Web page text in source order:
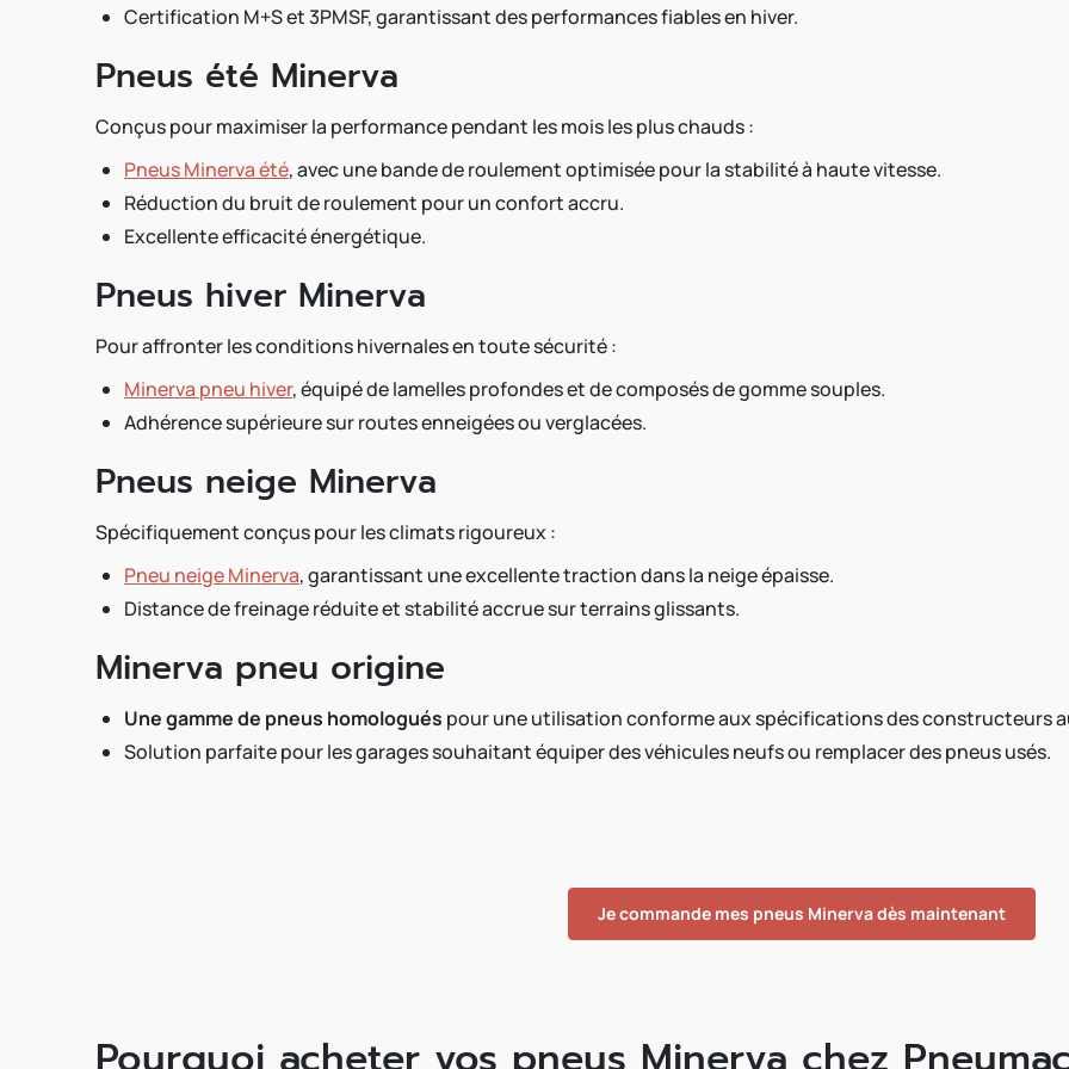
Certification M+S et 3PMSF, garantissant des performances fiables en hiver.
Pneus été Minerva
Conçus pour maximiser la performance pendant les mois les plus chauds :
Pneus Minerva été, avec une bande de roulement optimisée pour la stabilité à haute vitesse.
Réduction du bruit de roulement pour un confort accru.
Excellente efficacité énergétique.
Pneus hiver Minerva
Pour affronter les conditions hivernales en toute sécurité :
Minerva pneu hiver, équipé de lamelles profondes et de composés de gomme souples.
Adhérence supérieure sur routes enneigées ou verglacées.
Pneus neige Minerva
Spécifiquement conçus pour les climats rigoureux :
Pneu neige Minerva, garantissant une excellente traction dans la neige épaisse.
Distance de freinage réduite et stabilité accrue sur terrains glissants.
Minerva pneu origine
Une gamme de pneus homologués pour une utilisation conforme aux spécifications des constructeurs
Solution parfaite pour les garages souhaitant équiper des véhicules neufs ou remplacer des pneus usés.
Je commande mes pneus Minerva dès maintenant